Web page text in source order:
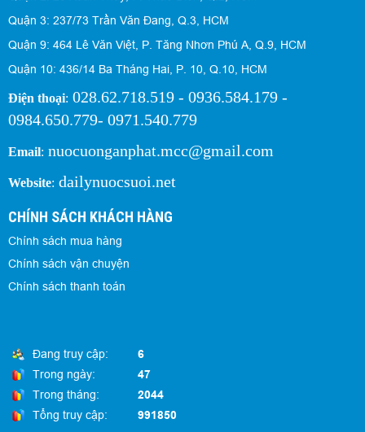
Quận 3: 237/73 Trần Văn Đang, Q.3, HCM
Quận 9: 464 Lê Văn Việt, P. Tăng Nhơn Phú A, Q.9, HCM
Quận 10: 436/14 Ba Tháng Hai, P. 10, Q.10, HCM
Điện thoại: 028.62.718.519 - 0936.584.179 -
0984.650.779- 0971.540.779
Email: nuocuonganphat.mcc@gmail.com
Website: dailynuocsuoi.net
CHÍNH SÁCH KHÁCH HÀNG
Chính sách mua hàng
Chính sách vận chuyện
Chính sách thanh toán
Đang truy cập:
6
Trong ngày:
47
Trong tháng:
2044
Tổng truy cập:
991850